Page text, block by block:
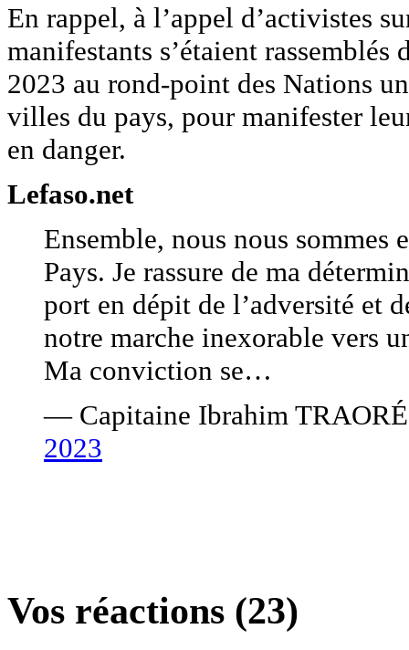
En rappel, à l’appel d’activistes
manifestants s’étaient
2023 au rond-point des Nations
villes du pays, pour manifester
en danger.
Lefaso.net
Ensemble, nous nous
Pays. Je rassure de ma
port en dépit de l’adversité et
notre marche inexorable vers
Ma conviction se…
— Capitaine Ibrahim
2023
Vos réactions (23)